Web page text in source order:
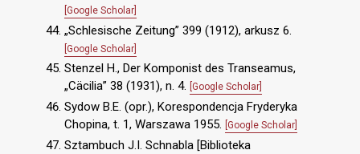
[Google Scholar]
„Schlesische Zeitung” 399 (1912), arkusz 6.
[Google Scholar]
Stenzel H., Der Komponist des Transeamus,
„Cäcilia” 38 (1931), n. 4. [Google Scholar]
Sydow B.E. (opr.), Korespondencja Fryderyka
Chopina, t. 1, Warszawa 1955. [Google Scholar]
Sztambuch J.I. Schnabla [Biblioteka